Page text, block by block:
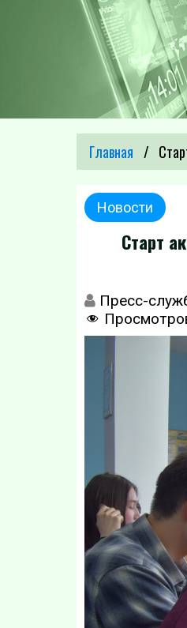
Главная
Новости
Старт
Пресс-